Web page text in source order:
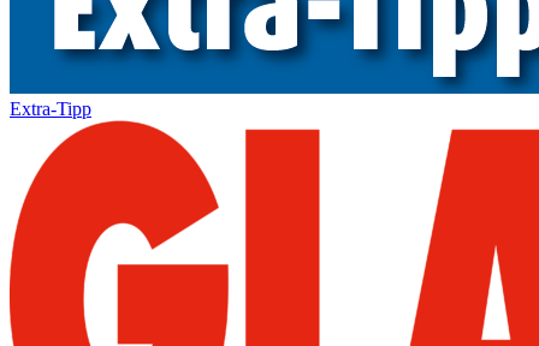
Extra-Tipp